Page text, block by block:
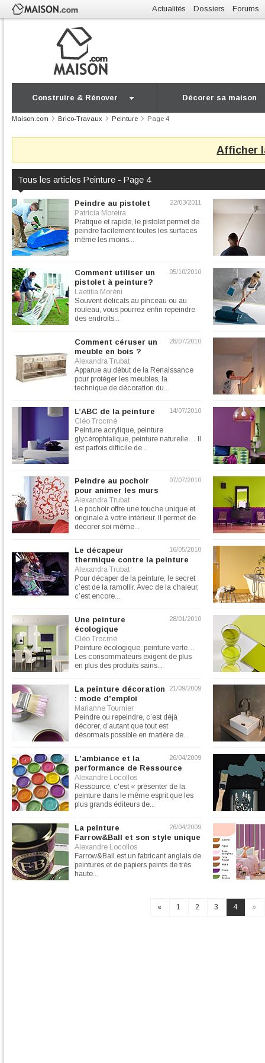
Actualités Dossiers Forums
Construire & Rénover Décorer sa maison
Maison.com Brico-Travaux Peinture Page 4
Afficher
Tous les articles Peinture - Page 4
22/03/2011
Peindre au pistolet
Patricia Moreira
Pratique et rapide, le pistolet permet de
peindre facilement toutes les surfaces
même les moins...
05/10/2010
Comment utiliser un
pistolet à peinture?
Laetitia Moréni
Souvent délicats au pinceau ou au
rouleau, vous pourrez enfin repeindre
des endroits...
28/07/2010
Comment céruser un
meuble en bois ?
Alexandra Trubat
Apparue au début de la Renaissance
pour protéger les meubles, la
technique de décoration du...
14/07/2010
L’ABC de la peinture
Cléo Trocmé
Peinture acrylique, peinture
glycérophtalique, peinture naturelle… Il
est parfois difficile de...
07/07/2010
Peindre au pochoir
pour animer les murs
Alexandra Trubat
Le pochoir offre une touche unique et
originale à votre intérieur. Il permet de
décorer soi même...
16/05/2010
Le décapeur
thermique contre la peinture
Alexandra Trubat
Pour décaper de la peinture, le secret
c’est de la ramollir. Avec de la chaleur,
c’est encore...
28/01/2010
Une peinture
écologique
Cléo Trocmé
Peinture écologique, peinture verte…
Les consommateurs exigent de plus
en plus des produits sains...
21/09/2009
La peinture décoration
: mode d'emploi
Marianne Tournier
Peindre ou repeindre, c’est déjà
décorer, d’autant que tout est
désormais possible en matière de...
26/04/2009
L'ambiance et la
performance de Ressource
Alexandre Locollos
Ressource, c'est « présenter de la
peinture dans le même esprit que les
plus grands éditeurs de...
26/04/2009
La peinture
Farrow&Ball et son style unique
Alexandre Locollos
Farrow&Ball est un fabricant anglais de
peintures et de papiers peints de très
haute...
« 1 2 3 4 »